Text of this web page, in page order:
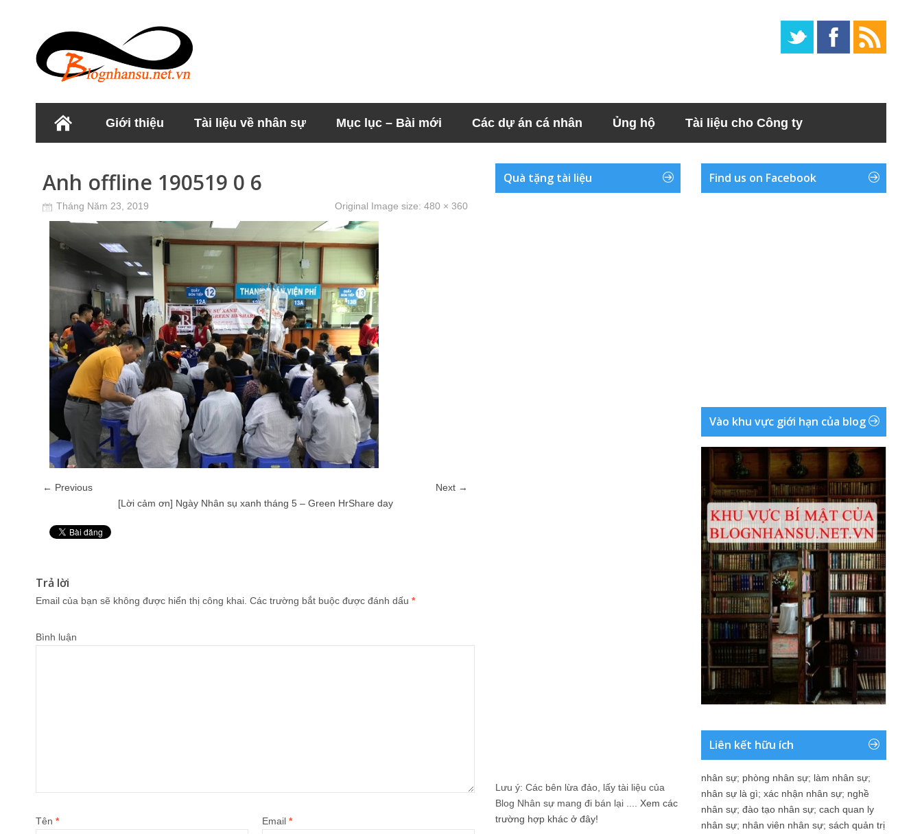
Giới thiệu Tài liệu về nhân sự Mục lục – Bài mới Các dự án cá nhân Ủng hộ Tài liệu cho Công ty
Anh offline 190519 0 6
Tháng Năm 23, 2019 Original Image size: 480 × 360
← Previous
Next →
[Lời cảm ơn] Ngày Nhân sụ xanh tháng 5 – Green HrShare day
Trả lời
Email của bạn sẽ không được hiển thị công khai. Các trường bắt buộc được đánh dấu *
Bình luận
Tên * Email *
Quà tặng tài liệu
Lưu ý: Các bên lừa đảo, lấy tài liệu của
Blog Nhân sự mang đi bán lại .... Xem các
trường hợp khác ở đây!
Find us on Facebook
Vào khu vực giới hạn của blog
Liên kết hữu ích
nhân sự; phòng nhân sự; làm nhân sự;
nhân sự là gì; xác nhận nhân sự; nghề
nhân sự; đào tạo nhân sự; cach quan ly
nhân sự; nhân viên nhân sự; sách quản trị